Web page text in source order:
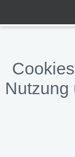
Nutzung